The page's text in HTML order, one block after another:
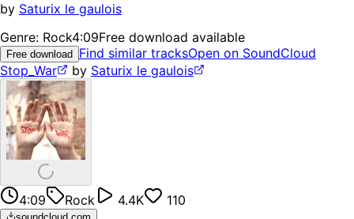
by Saturix le gaulois
Genre: Rock4:09Free download available
Free download Find similar tracksOpen on SoundCloud
Stop_War
by Saturix le gaulois
4:09 Rock 4.4K 110